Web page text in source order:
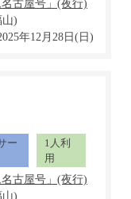
)
年12月28日(日)
ー
1人利
用
)